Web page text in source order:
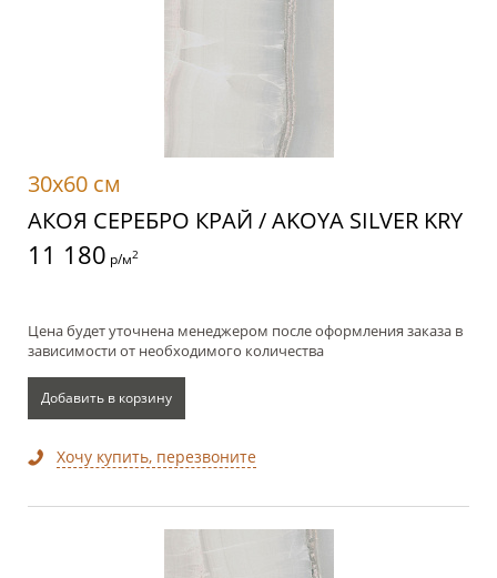
30x60 см
АКОЯ СЕРЕБРО КРАЙ / AKOYA SILVER KRY
11 180 р/м2
Цена будет уточнена менеджером после оформления заказа в
зависимости от необходимого количества
Добавить в корзину
Хочу купить, перезвоните